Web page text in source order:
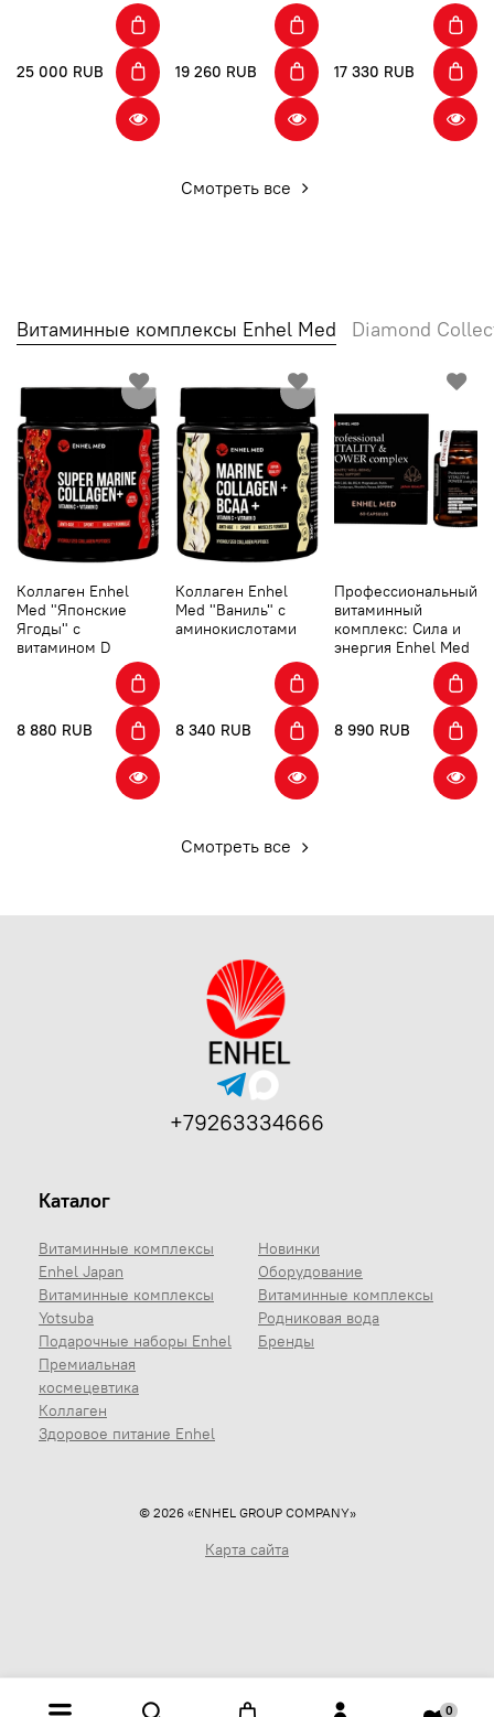
25 000 RUB 19 260 RUB 17 330 RUB
Смотреть все
Витаминные комплексы Enhel Med Diamond
Коллаген Enhel
Med "Японские
Ягоды" с
витамином D
8 880 RUB
Коллаген Enhel
Med "Ваниль" с
аминокислотами
8 340 RUB
Профессиональный
витаминный
комплекс: Сила и
энергия Enhel Med
8 990 RUB
Смотреть все
Каталог
Витаминные комплексы
Enhel Japan
Витаминные комплексы
Yotsuba
Подарочные наборы Enhel
Премиальная
космецевтика
Коллаген
Здоровое питание Enhel
Новинки
Оборудование
Витаминные комплексы
Родниковая вода
Бренды
+79263334666
© 2026 «ENHEL GROUP COMPANY»
Карта сайта
0